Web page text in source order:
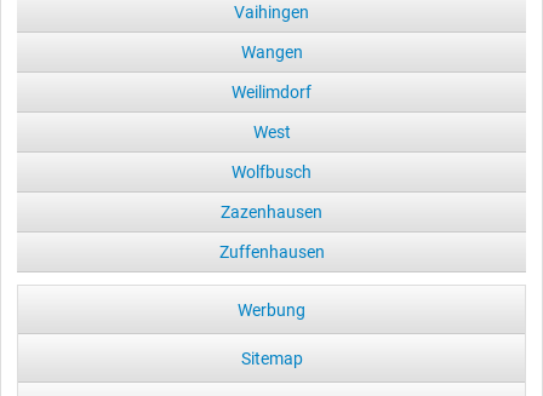
Vaihingen
Wangen
Weilimdorf
West
Wolfbusch
Zazenhausen
Zuffenhausen
Werbung
Sitemap